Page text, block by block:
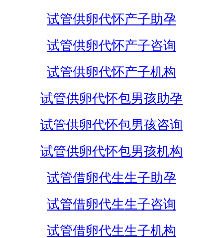
试管供卵代怀产子助孕
试管供卵代怀产子咨询
试管供卵代怀产子机构
试管供卵代怀包男孩助孕
试管供卵代怀包男孩咨询
试管供卵代怀包男孩机构
试管借卵代生生子助孕
试管借卵代生生子咨询
试管借卵代生生子机构